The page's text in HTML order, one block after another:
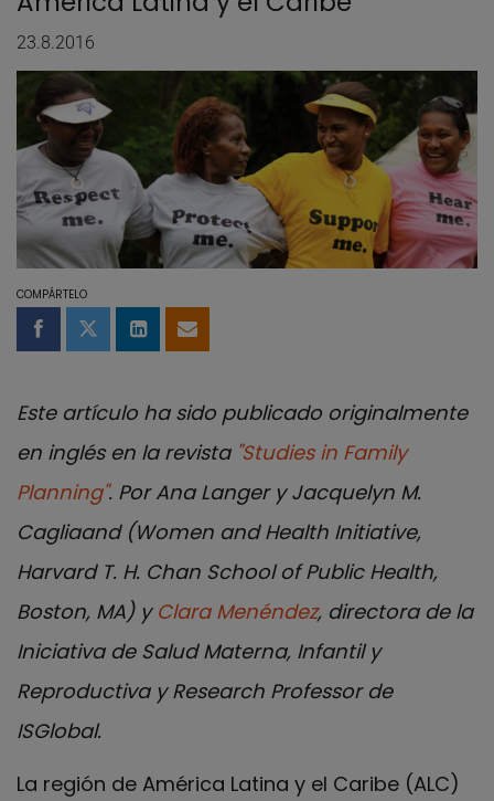
23.8.2016
COMPÁRTELO
Compartir en Facebook
Compartir en Twitter
Compartir en LinkedIn
Compartir por email
Este artículo ha sido publicado originalmente
en inglés en la revista "Studies in Family
Planning". Por Ana Langer y Jacquelyn M.
Cagliaand (Women and Health Initiative,
Harvard T. H. Chan School of Public Health,
Boston, MA) y Clara Menéndez, directora de la
Iniciativa de Salud Materna, Infantil y
Reproductiva y Research Professor de
ISGlobal.
La región de América Latina y el Caribe (ALC)